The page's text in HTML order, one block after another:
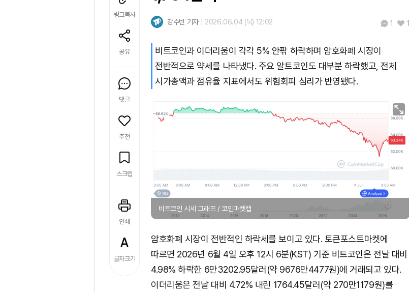
링크복사
공유
댓글
추천
스크랩
인쇄
글자크기
강수빈 기자 2026.06.04 (목) 12:02 1 1
비트코인과 이더리움이 각각 5% 안팎 하락하며 암호화폐 시장이
전반적으로 약세를 나타냈다. 주요 알트코인도 대부분 하락했고, 전체
시가총액과 점유율 지표에서도 위험회피 심리가 반영됐다.
비트코인 시세 그래프 / 코인마켓캡
암호화폐 시장이 전반적인 하락세를 보이고 있다. 토큰포스트마켓에
따르면 2026년 6월 4일 오후 12시 6분(KST) 기준 비트코인은 전날 대비
4.98% 하락한 6만3202.95달러(약 9676만4477원)에 거래되고 있다.
이더리움은 전날 대비 4.72% 내린 1764.45달러(약 270만1179원)를